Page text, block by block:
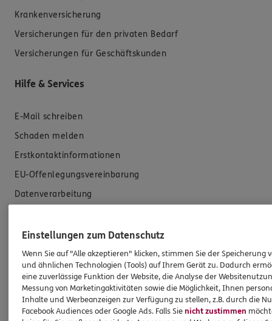
Krankenversicherung
Versicherungen für den privaten Bedarf
Versicherungen für Geschäftskunden
Hilfe & Services
E-Mail schreiben
Schaden melden
Erstkontaktinformationen
EU-Offenlegungsvereinbarung
Datenverarbeitung
Unsere Agentur
Standorte
Sponsoring
Kooperationspartner
Einstellungen zum Datenschutz
Wenn Sie auf "Alle akzeptieren" klicken, stimmen Sie der Speicherung
und ähnlichen Technologien (Tools) auf Ihrem Gerät zu. Dadurch
eine zuverlässige Funktion der Website, die Analyse der
Messung von Marketingaktivitäten sowie die Möglichkeit, Ihnen
Inhalte und Werbeanzeigen zur Verfügung zu stellen, z.B. durch die
Facebook Audiences oder Google Ads. Falls Sienicht zustimmen